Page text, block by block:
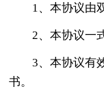
1、本协议由
2、本协议一
3、本协议有
书。